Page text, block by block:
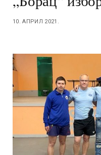
10. АПРИЛ 2021.